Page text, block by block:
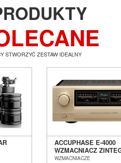
STWORZYĆ ZESTAW IDEALNY
ACCUPHASE E-4000
WZMACNIACZ
SALON POZNAŃ
WZMACNIACZE